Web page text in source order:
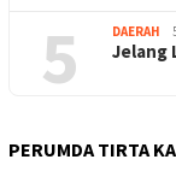
5 DAERAH
Jelang
PERUMDA TIRTA